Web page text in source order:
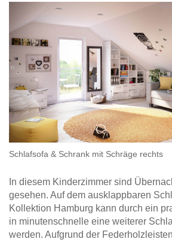
Hängeschrank
Kommode
TV-Möbel
Sideboard
aus
Massivholz
Spiegelschrank
Schlafsofa & Schrank mit Schräge rechts
In diesem Kinderzimmer sind
gesehen. Auf dem ausklappbaren
Kollektion Hamburg kann durch ein
in minutenschnelle eine weiterer
werden. Aufgrund der
Fronten renovieren
Für Dachschrägen
Hängeboards
Kommoden
Massivholz-Schränke & -Regale
Schiebetüren
Sideboards
White Living